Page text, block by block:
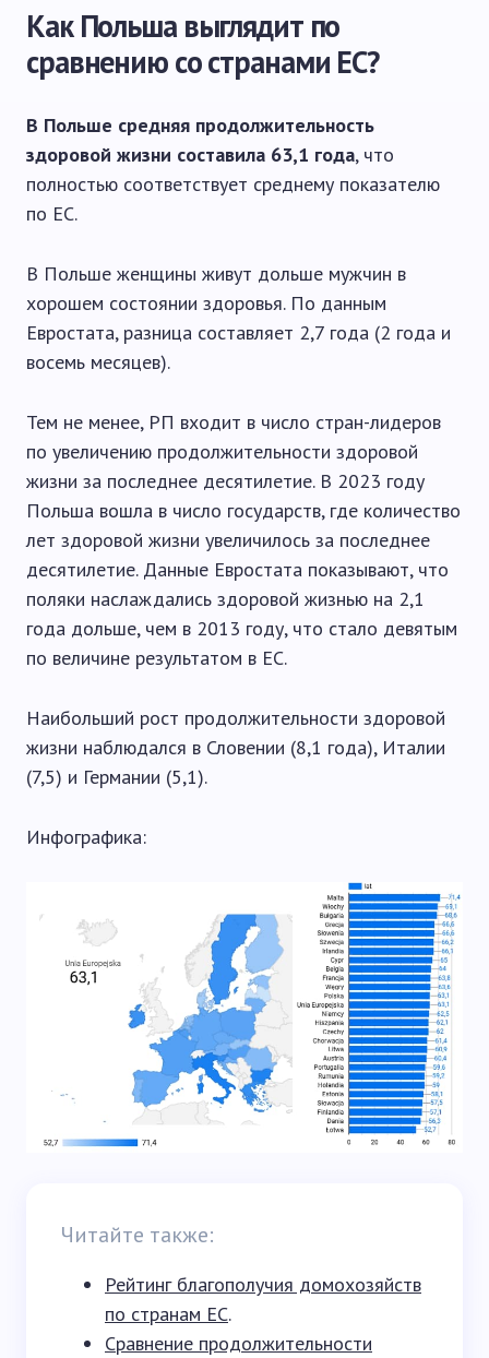
Как Польша выглядит по
сравнению со странами ЕС?
В Польше средняя продолжительность
здоровой жизни составила 63,1 года, что
полностью соответствует среднему показателю
по ЕС.
В Польше женщины живут дольше мужчин в
хорошем состоянии здоровья. По данным
Евростата, разница составляет 2,7 года (2 года и
восемь месяцев).
Тем не менее, РП входит в число стран-лидеров
по увеличению продолжительности здоровой
жизни за последнее десятилетие. В 2023 году
Польша вошла в число государств, где количество
лет здоровой жизни увеличилось за последнее
десятилетие. Данные Евростата показывают, что
поляки наслаждались здоровой жизнью на 2,1
года дольше, чем в 2013 году, что стало девятым
по величине результатом в ЕС.
Наибольший рост продолжительности здоровой
жизни наблюдался в Словении (8,1 года), Италии
(7,5) и Германии (5,1).
Инфографика:
Читайте также:
Рейтинг благополучия домохозяйств
по странам ЕС.
Сравнение продолжительности